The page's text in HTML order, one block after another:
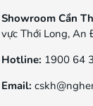
Showroom Cần
vực Thới Long, An
Hotline: 1900 64
Email: